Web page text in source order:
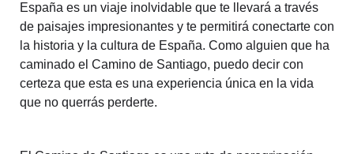
España es un viaje inolvidable que te llevará a través
de paisajes impresionantes y te permitirá conectarte con
la historia y la cultura de España. Como alguien que ha
caminado el Camino de Santiago, puedo decir con
certeza que esta es una experiencia única en la vida
que no querrás perderte.